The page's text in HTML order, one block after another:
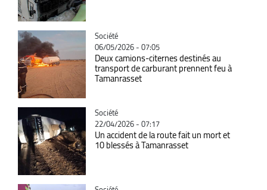
Catégorie
Société
06/05/2026 - 07:05
Deux camions-citernes destinés au
transport de carburant prennent feu à
Tamanrasset
Catégorie
Société
22/04/2026 - 07:17
Un accident de la route fait un mort et
10 blessés à Tamanrasset